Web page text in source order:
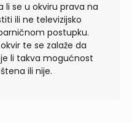
se u okviru prava na
ili ne televizijsko
postupku.
te se zalaže da
li takva mogućnost
ili nije.